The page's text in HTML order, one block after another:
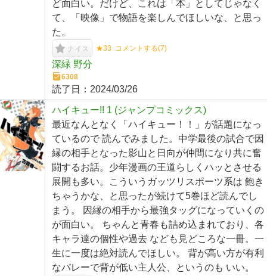
ど面白い。だけど、これは「本」としてじゃなく
て、「映像」で物語を楽しんでほしいな、と思っ
た。
ナイス ★33 コメントする(7)
深緑 野分
6308
読了日： 2024/03/26
ハイキュー!! 1 (ジャンプコミックス)
最近なんとなく「ハイキュー！！」が話題になっ
ているので 読んでみました。中学最後の試合で因
縁の相手となった影山と日向が仲間になり共に奮
闘するお話。少年漫画の王道らしくハッとさせる
展開も多い。こういうガッツリスポーツ系は 飽き
ちゃうかな、と思ったが続けて5巻ほど読んでし
まう。 因縁の相手から最強タッグになっていくの
が面白い。 ちゃんと青春も詰め込まれており、各
キャラ達の個性や過去 なども見どころな一冊。一
生に一度は絶対読んでほしい。 背が高い方が有利
なバレーで背が低い主人公、というのも いい。